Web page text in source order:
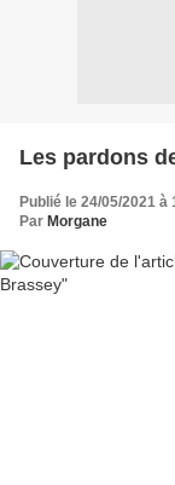
Les pardons
Publié le 24/05/2021 à
Par Morgane